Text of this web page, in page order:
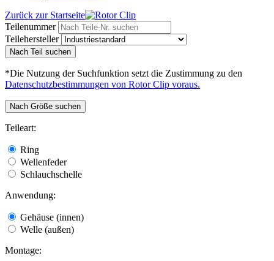
Zurück zur Startseite
Teilenummer
Teilehersteller
Nach Teil suchen
*Die Nutzung der Suchfunktion setzt die Zustimmung zu den
Datenschutzbestimmungen von Rotor Clip voraus.
Nach Größe suchen
Teileart:
Ring
Wellenfeder
Schlauchschelle
Anwendung:
Gehäuse (innen)
Welle (außen)
Montage: